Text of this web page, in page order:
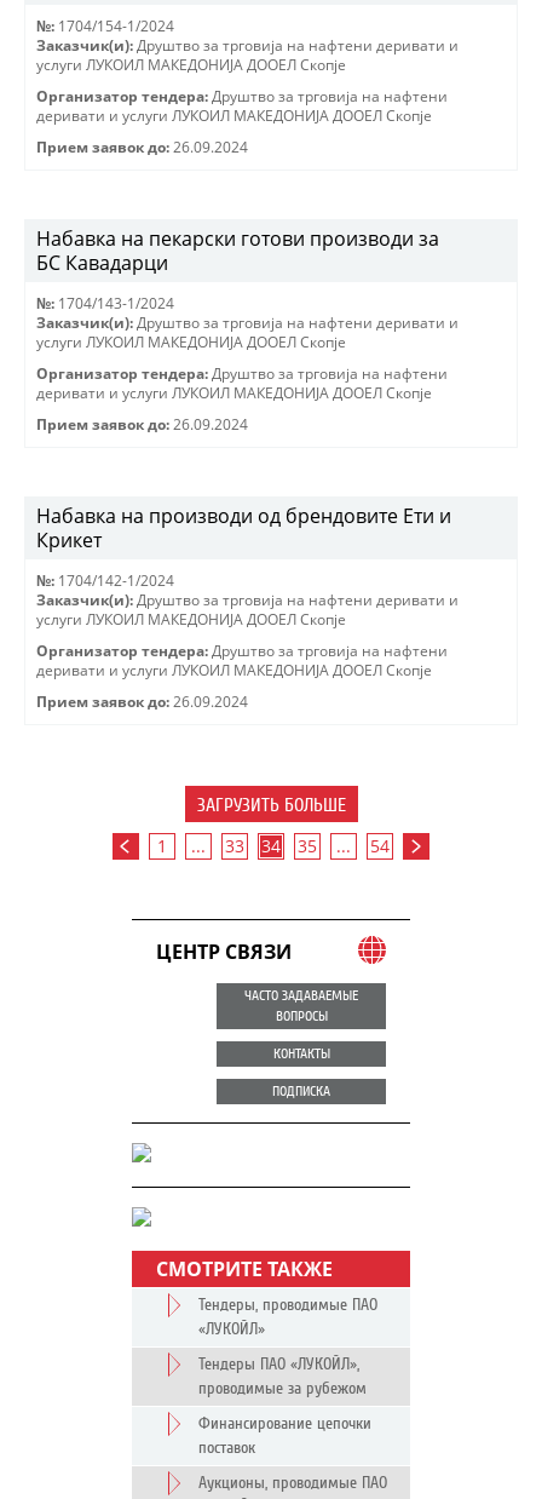
№: 1704/154-1/2024
Заказчик(и): Друштво за трговиjа на нафтени деривати и
услуги ЛУКОИЛ МАКЕДОНИJА ДООЕЛ Скопjе
Организатор тендера: Друштво за трговиjа на нафтени
деривати и услуги ЛУКОИЛ МАКЕДОНИJА ДООЕЛ Скопjе
Прием заявок до: 26.09.2024
Набавка на пекарски готови производи за
БС Кавадарци
№: 1704/143-1/2024
Заказчик(и): Друштво за трговиjа на нафтени деривати и
услуги ЛУКОИЛ МАКЕДОНИJА ДООЕЛ Скопjе
Организатор тендера: Друштво за трговиjа на нафтени
деривати и услуги ЛУКОИЛ МАКЕДОНИJА ДООЕЛ Скопjе
Прием заявок до: 26.09.2024
Набавка на производи од брендовите Ети и
Крикет
№: 1704/142-1/2024
Заказчик(и): Друштво за трговиjа на нафтени деривати и
услуги ЛУКОИЛ МАКЕДОНИJА ДООЕЛ Скопjе
Организатор тендера: Друштво за трговиjа на нафтени
деривати и услуги ЛУКОИЛ МАКЕДОНИJА ДООЕЛ Скопjе
Прием заявок до: 26.09.2024
ЗАГРУЗИТЬ БОЛЬШЕ
1 ... 33 34 35 ... 54
ЦЕНТР СВЯЗИ
ЧАСТО ЗАДАВАЕМЫЕ
ВОПРОСЫ
КОНТАКТЫ
ПОДПИСКА
СМОТРИТЕ ТАКЖЕ
Тендеры, проводимые ПАО
«ЛУКОЙЛ»
Тендеры ПАО «ЛУКОЙЛ»,
проводимые за рубежом
Финансирование цепочки
поставок
Аукционы, проводимые ПАО